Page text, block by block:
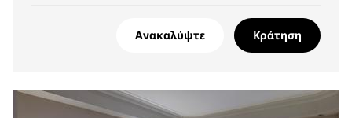
Ανακαλύψτε Κράτηση